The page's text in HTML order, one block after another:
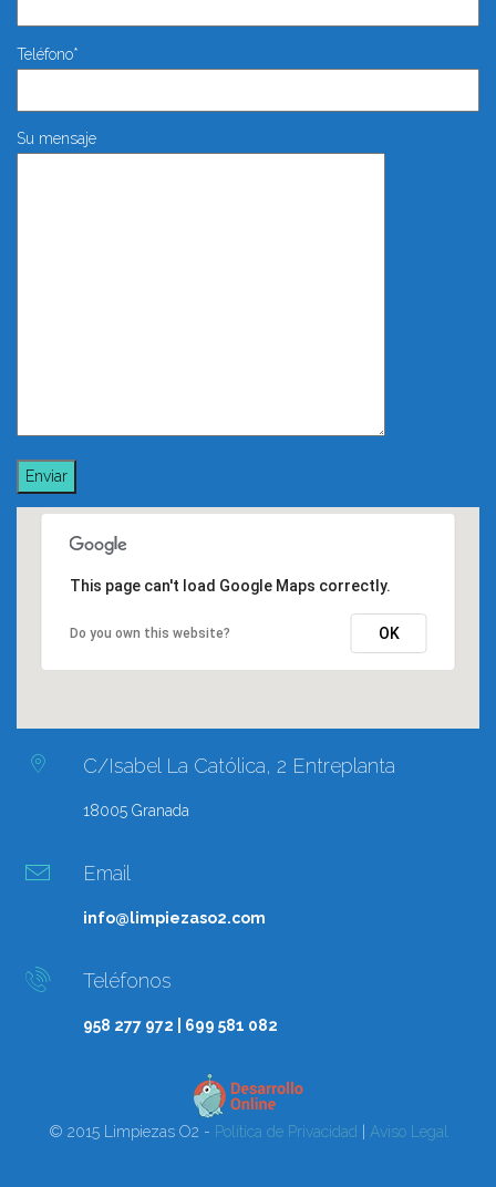
Teléfono*
Su mensaje
This page can't load Google Maps correctly.
Do you own this website? OK
C/Isabel La Católica, 2 Entreplanta
18005 Granada
Email
info@limpiezaso2.com
Teléfonos
958 277 972 | 699 581 082
© 2015 Limpiezas O2 - Política de Privacidad Aviso Legal